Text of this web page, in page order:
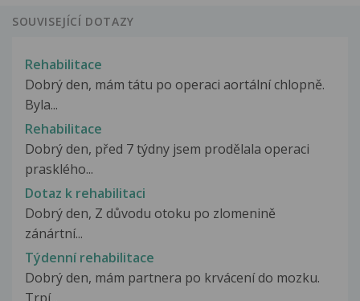
SOUVISEJÍCÍ DOTAZY
Rehabilitace
Dobrý den, mám tátu po operaci aortální chlopně.
Byla...
Rehabilitace
Dobrý den, před 7 týdny jsem prodělala operaci
prasklého...
Dotaz k rehabilitaci
Dobrý den, Z důvodu otoku po zlomenině
zánártní...
Týdenní rehabilitace
Dobrý den, mám partnera po krvácení do mozku.